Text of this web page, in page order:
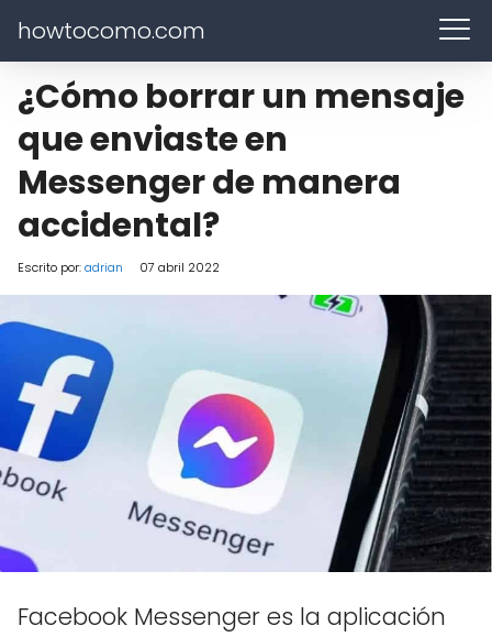
howtocomo.com
¿Cómo borrar un mensaje
que enviaste en
Messenger de manera
accidental?
Escrito por:adrian 07 abril 2022
Facebook Messenger es la aplicación